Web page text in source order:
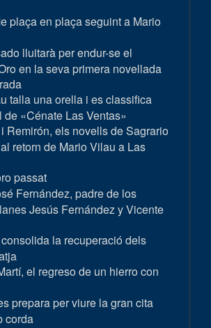
plaça en plaça seguint a Mario
lluitarà per endur-se el
en la seva primera novellada
talla una orella i es classifica
de «Cénate Las Ventas»
Remirón, els novells de Sagrario
retorn de Mario Vilau a Las
passat
Fernández, padre de los
Jesús Fernández y Vicente
la recuperació dels
el regreso de un hierro con
prepara per viure la gran cita
corda